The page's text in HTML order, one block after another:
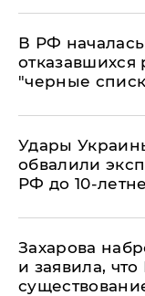
​В РФ
отказавшихся
"черные
Удары
обвалили
РФ до 10-
​Захарова
и заявила,